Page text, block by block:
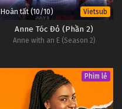
Hoàn tất (10/10) Vietsub
Anne Tóc Đỏ (Phần 2)
Anne with an E (Season 2)
Phim lẻ